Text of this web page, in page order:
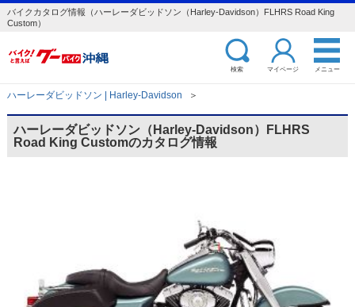
バイクカタログ情報（ハーレーダビッドソン（Harley-Davidson）FLHRS Road King
Custom）
検索 マイページ メニュー
ハーレーダビッドソン | Harley-Davidson ＞
ハーレーダビッドソン（Harley-Davidson）FLHRS
Road King Customのカタログ情報